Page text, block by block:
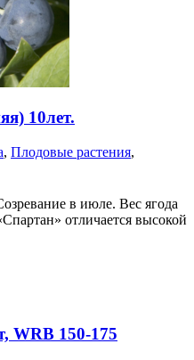
10лет.
, Плодовые растения,
в июле. Вес ягода
отличается высокой
WRB 150-175